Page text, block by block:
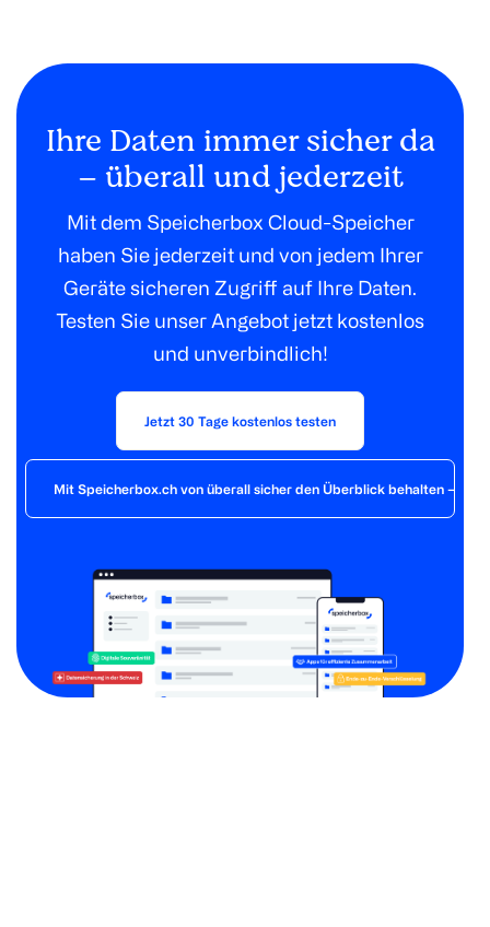
Ihre Daten immer sicher da
– überall und jederzeit
Mit dem Speicherbox Cloud-Speicher
haben Sie jederzeit und von jedem Ihrer
Geräte sicheren Zugriff auf Ihre Daten.
Testen Sie unser Angebot jetzt kostenlos
und unverbindlich!
Jetzt 30 Tage kostenlos testen
Mit Speicherbox.ch von überall sicher den Überblick behalten – der